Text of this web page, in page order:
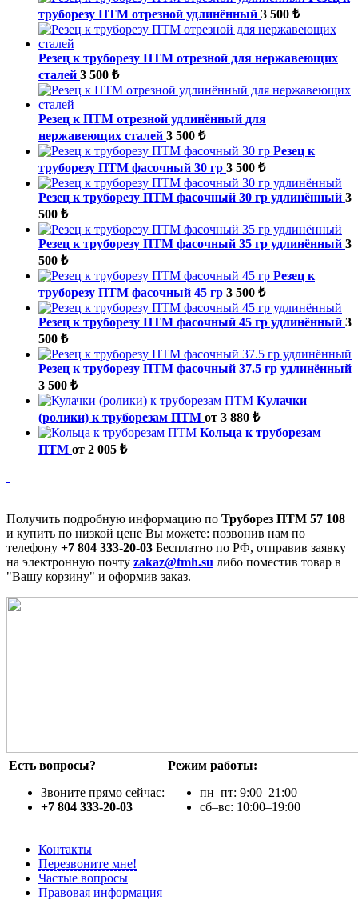
труборезу ПТМ отрезной удлинённый 3 500 ₺
Резец к труборезу ПТМ отрезной для нержавеющих
сталей 3 500 ₺
Резец к ПТМ отрезной удлинённый для
нержавеющих сталей 3 500 ₺
Резец к
труборезу ПТМ фасочный 30 гр 3 500 ₺
Резец к труборезу ПТМ фасочный 30 гр удлинённый 3
500 ₺
Резец к труборезу ПТМ фасочный 35 гр удлинённый 3
500 ₺
Резец к
труборезу ПТМ фасочный 45 гр 3 500 ₺
Резец к труборезу ПТМ фасочный 45 гр удлинённый 3
500 ₺
Резец к труборезу ПТМ фасочный 37.5 гр удлинённый
3 500 ₺
Кулачки
(ролики) к труборезам ПТМ от 3 880 ₺
Кольца к труборезам
ПТМ от 2 005 ₺
Получить подробную информацию по Труборез ПТМ 57 108
и купить по низкой цене Вы можете: позвонив нам по
телефону +7 804 333-20-03 Бесплатно по РФ, отправив заявку
на электронную почту zakaz@tmh.su либо поместив товар в
"Вашу корзину" и оформив заказ.
Есть вопросы?
Звоните прямо сейчас:
+7 804 333-20-03
Режим работы:
пн–пт: 9:00–21:00
сб–вс: 10:00–19:00
Контакты
Перезвоните мне!
Частые вопросы
Правовая информация